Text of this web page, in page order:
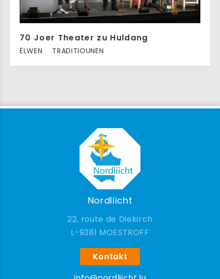
70 Joer Theater zu Huldang
ËLWEN TRADITIOUNEN
Nordliicht
22, route de Diekirch
9381 MOESTROFF
Kontakt